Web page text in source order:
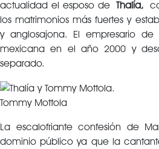
actualidad el esposo de Thalía,
los matrimonios más fuertes y
y anglosajona. El empresario
mexicana en el año 2000 y
separado.
Tommy Mottola
La escalofriante confesión de
dominio público ya que la